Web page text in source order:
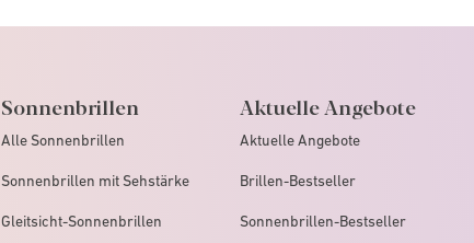
Sonnenbrillen
Alle Sonnenbrillen
Sonnenbrillen mit Sehstärke
Gleitsicht-Sonnenbrillen
Aktuelle Angebote
Aktuelle Angebote
Brillen-Bestseller
Sonnenbrillen-Bestseller